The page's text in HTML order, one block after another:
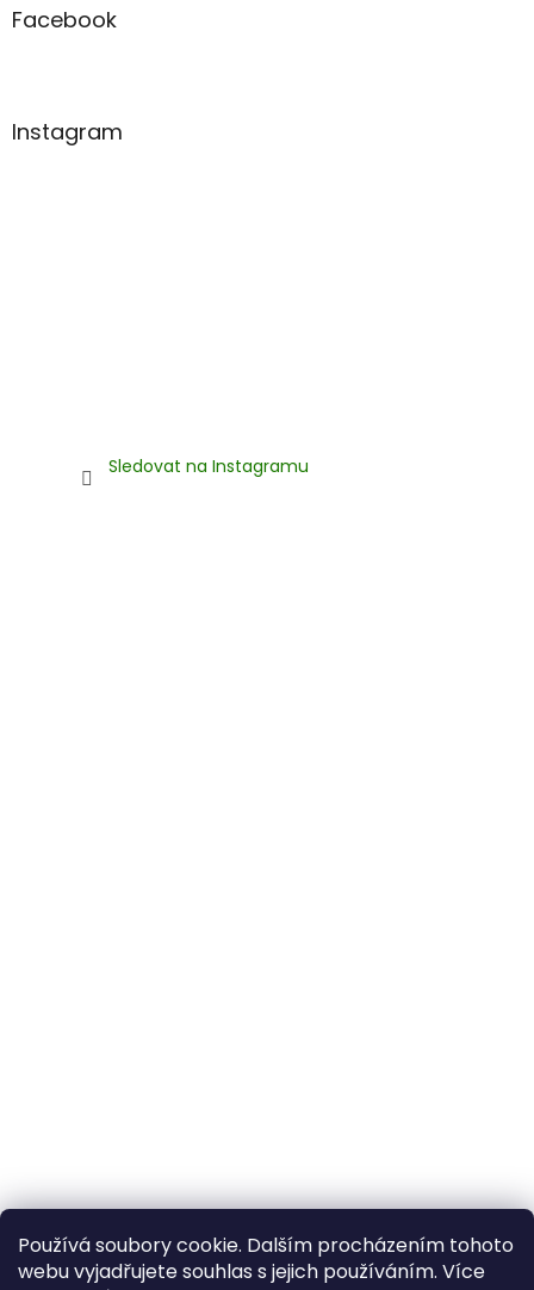
Používá soubory cookie. Dalším procházením tohoto
webu vyjadřujete souhlas s jejich používáním. Více
aFacebook
Instagram
Sledovat na Instagramu